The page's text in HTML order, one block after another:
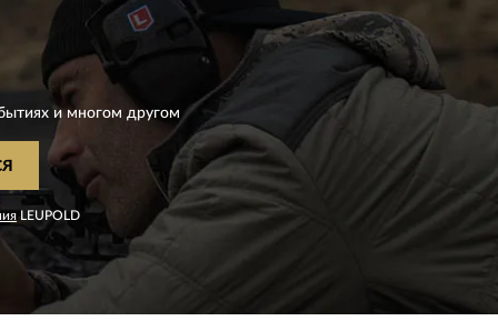
и многом другом
LEUPOLD